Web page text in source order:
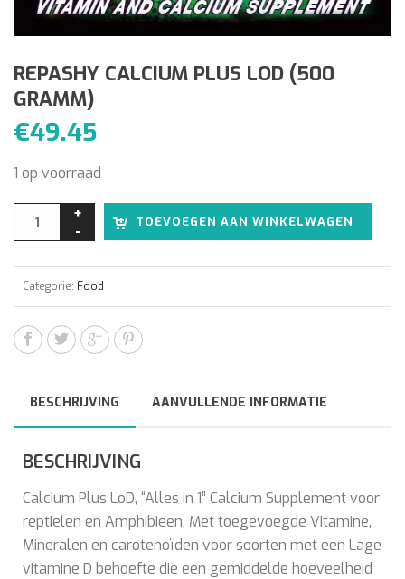
REPASHY CALCIUM PLUS LOD (500
GRAMM)
€49.45
1 op voorraad
TOEVOEGEN AAN WINKELWAGEN
Categorie: Food
BESCHRIJVING AANVULLENDE INFORMATIE
BESCHRIJVING
Calcium Plus LoD, “Alles in 1” Calcium Supplement voor
reptielen en Amphibieen. Met toegevoegde Vitamine,
Mineralen en carotenoïden voor soorten met een Lage
vitamine D behoefte die een gemiddelde hoeveelheid